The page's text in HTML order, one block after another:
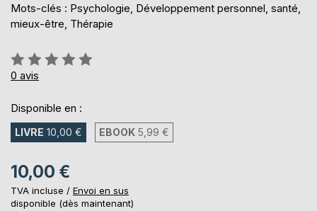
Mots-clés : Psychologie, Développement personnel, santé,
mieux-être, Thérapie
Évaluation:
0%
0 avis
Disponible en :
LIVRE 10,00 € EBOOK 5,99 €
10,00 €
TVA incluse / Envoi en sus
disponible (dès maintenant)